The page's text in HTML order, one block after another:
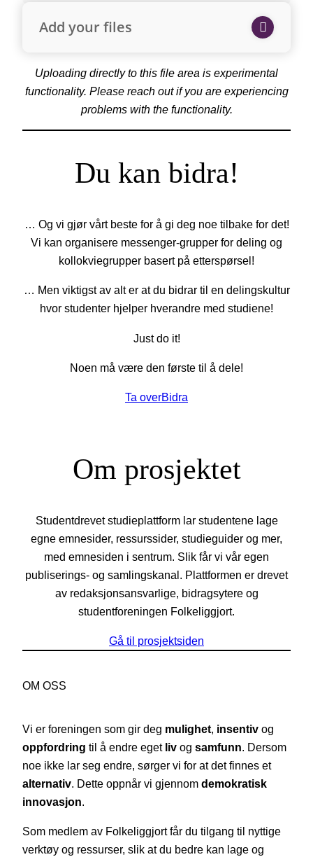
Add your files
Uploading directly to this file area is experimental
functionality. Please reach out if you are experiencing
problems with the functionality.
Du kan bidra!
… Og vi gjør vårt beste for å gi deg noe tilbake for det!
Vi kan organisere messenger-grupper for deling og
kollokviegrupper basert på etterspørsel!
… Men viktigst av alt er at du bidrar til en delingskultur
hvor studenter hjelper hverandre med studiene!
Just do it!
Noen må være den første til å dele!
Ta overBidra
Om prosjektet
Studentdrevet studieplattform lar studentene lage
egne emnesider, ressurssider, studieguider og mer,
med emnesiden i sentrum. Slik får vi vår egen
publiserings- og samlingskanal. Plattformen er drevet
av redaksjonsansvarlige, bidragsytere og
studentforeningen Folkeliggjort.
Gå til prosjektsiden
OM OSS
Vi er foreningen som gir deg mulighet, insentiv og
oppfordring til å endre eget liv og samfunn. Dersom
noe ikke lar seg endre, sørger vi for at det finnes et
alternativ. Dette oppnår vi gjennom demokratisk
innovasjon.
Som medlem av Folkeliggjort får du tilgang til nyttige
verktøy og ressurser, slik at du bedre kan lage og